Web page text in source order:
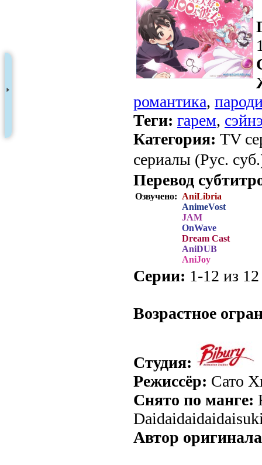
романтика,
Теги: гарем,
Категория: TV
сериалы (Рус.
Перевод
Озвучено: AniLibria
AnimeVost
JAM
OnWave
Dream Cast
AniDUB
AniJoy
Серии: 1-12 из
Возрастное
Студия:
Режиссёр: Сато
Снято по манге:
Автор